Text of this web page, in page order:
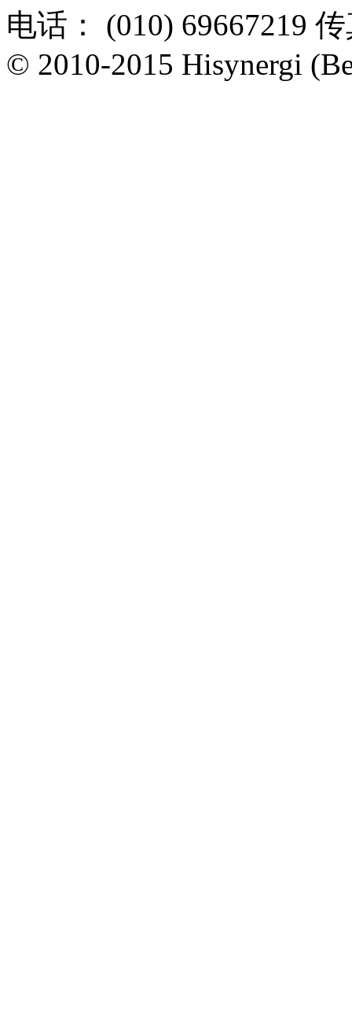
电话： (010) 69667219
© 2010-2015 Hisynergi